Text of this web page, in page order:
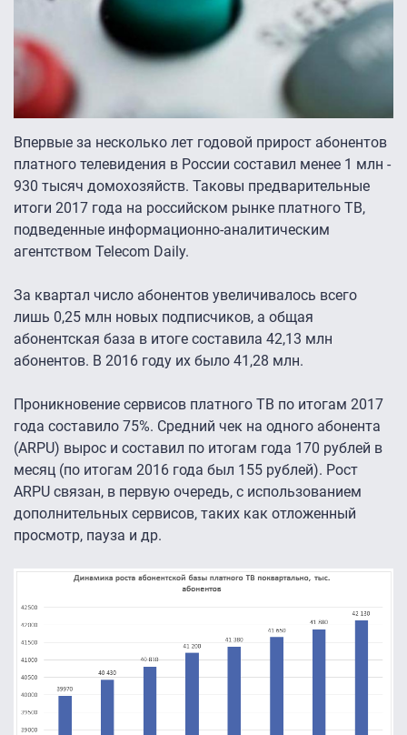
Впервые за несколько лет годовой прирост абонентов
платного телевидения в России составил менее 1 млн -
930 тысяч домохозяйств. Таковы предварительные
итоги 2017 года на российском рынке платного ТВ,
подведенные информационно-аналитическим
агентством Telecom Daily.
За квартал число абонентов увеличивалось всего
лишь 0,25 млн новых подписчиков, а общая
абонентская база в итоге составила 42,13 млн
абонентов. В 2016 году их было 41,28 млн.
Проникновение сервисов платного ТВ по итогам 2017
года составило 75%. Средний чек на одного абонента
(ARPU) вырос и составил по итогам года 170 рублей в
месяц (по итогам 2016 года был 155 рублей). Рост
ARPU связан, в первую очередь, с использованием
дополнительных сервисов, таких как отложенный
просмотр, пауза и др.